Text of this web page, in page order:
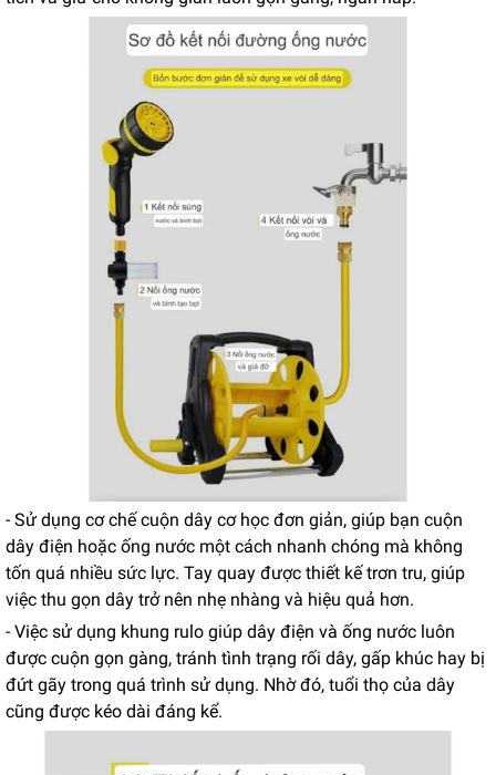
- Sử dụng cơ chế cuộn dây cơ học đơn giản, giúp bạn cuộn
dây điện hoặc ống nước một cách nhanh chóng mà không
tốn quá nhiều sức lực. Tay quay được thiết kế trơn tru, giúp
việc thu gọn dây trở nên nhẹ nhàng và hiệu quả hơn.
- Việc sử dụng khung rulo giúp dây điện và ống nước luôn
được cuộn gọn gàng, tránh tình trạng rối dây, gấp khúc hay bị
đứt gãy trong quá trình sử dụng. Nhờ đó, tuổi thọ của dây
cũng được kéo dài đáng kể.